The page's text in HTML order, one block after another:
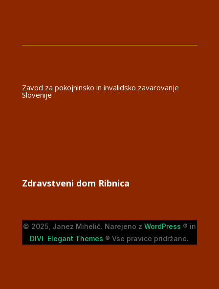
Zavod za pokojninsko in invalidsko zavarovanje
Slovenije
Zdravstveni dom Ribnica
© 2025, Janez Mihelič. Narejeno z WordPress ® in
DIVI Elegant Themes ® Vse pravice pridržane.